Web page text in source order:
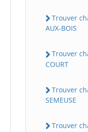
Trouver
AUX-BOIS
Trouver
COURT
Trouver
SEMEUSE
Trouver